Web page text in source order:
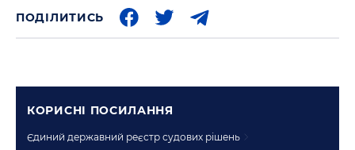
ПОДІЛИТИСЬ
КОРИСНI ПОСИЛАННЯ
Єдиний державний реєстр судових рішень